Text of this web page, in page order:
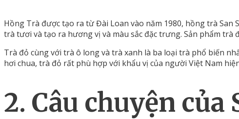
Hồng Trà được tạo ra từ Đài Loan vào năm 1980, hồng trà
trà tươi và tạo ra hương vị và màu sắc đặc trưng. Sản phẩm
Trà đỏ cùng với trà ô long và trà xanh là ba loại trà phổ biến
hơi chua, trà đỏ rất phù hợp với khẩu vị của người Việt Nam
2. Câu chuyện của